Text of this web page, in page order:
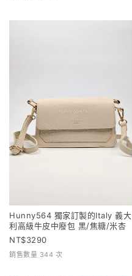
Hunny564 獨家訂製的Italy 義大
利高級牛皮中廢包 黑/焦糖/米杏
3290
銷售數量 344 次